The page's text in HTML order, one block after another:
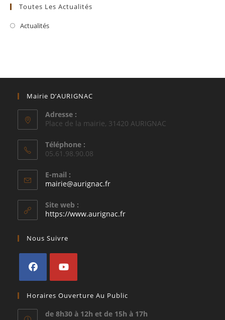
Toutes Les Actualités
Actualités
Mairie D’AURIGNAC
Adresse :
Place de la mairie, 31420 AURIGNAC
Téléphone :
05.61.98.90.08
E-mail :
mairie@aurignac.frS’ouvre
application
Site web :
https://www.aurignac.fr
Nous Suivre
dans
un
dans
un
Horaires Ouverture Au Public
de 8h30 à 12h et de 15h à 17h